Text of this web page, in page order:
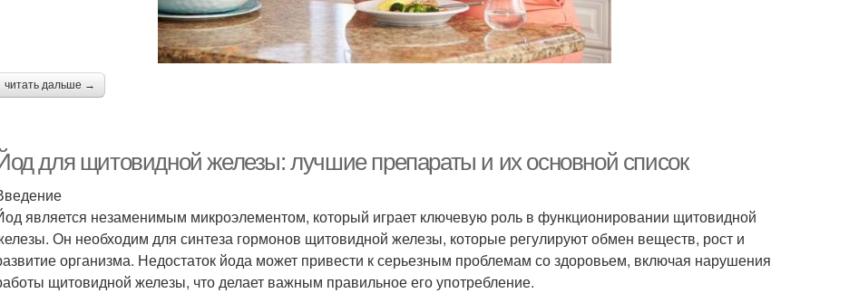
читать дальше →
для щитовидной железы: лучшие препараты и их основной список
является незаменимым микроэлементом, который играет ключевую роль в функционировании щитовидной
Он необходим для синтеза гормонов щитовидной железы, которые регулируют обмен веществ, рост и
организма. Недостаток йода может привести к серьезным проблемам со здоровьем, включая нарушения
щитовидной железы, что делает важным правильное его употребление.